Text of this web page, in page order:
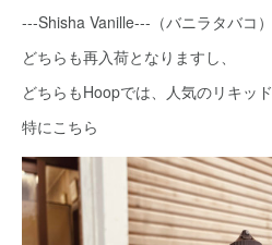
---Shisha Vanille---（バニラタバコ）
どちらも再入荷となりますし、
どちらもHoopでは、人気のリキッド
特にこちら